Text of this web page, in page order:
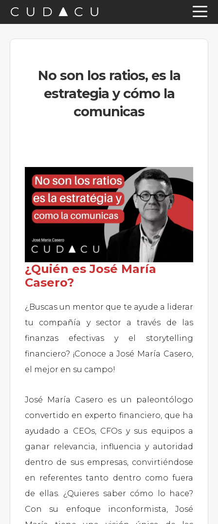
Saltar
a
Saltar
al
contenido
Saltar
a
No son los ratios, es la
estrategia y cómo la
comunicas
¿Quién es José María
Casero?
¿Buscas un mentor que te ayude a liderar
tu compañía y sector a través de las
finanzas efectivas y el storytelling
financiero? ¡Conoce a José María Casero,
el mejor en su campo!
José María Casero es un paleontólogo
convertido en experto financiero, que ha
ayudado a CEOs, CFOs y sus equipos a
ganar relevancia, influencia y autoridad
dentro de sus empresas, convirtiéndose
en referentes tanto dentro como fuera
de ellas. ¿Quieres saber cómo lo hace?
Con su enfoque inconformista, José